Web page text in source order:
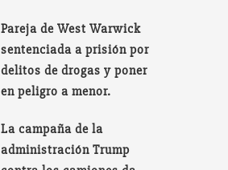
Pareja de West Warwick
sentenciada a prisión por
delitos de drogas y poner
en peligro a menor.
La campaña de la
administración Trump